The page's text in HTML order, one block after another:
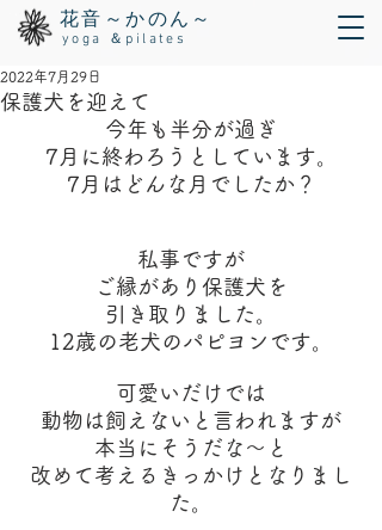
花音～かのん～
yoga ＆pilates
保護犬を迎えて
2022年7月29日
今年も半分が過ぎ
7月に終わろうとしています。
7月はどんな月でしたか？
私事ですが
ご縁があり保護犬を
引き取りました。
12歳の老犬のパピヨンです。
可愛いだけでは
動物は飼えないと言われますが
本当にそうだな～と
改めて考えるきっかけとなりまし
た。